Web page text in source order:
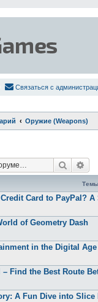
Связаться с
Оружие (Weapons)
Поиск
Темы
Card to PayPal? A
of Geometry Dash
in the Digital Age
Find the Best Route
A Fun Dive into Slice